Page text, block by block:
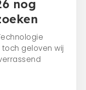
nog
toch geloven wij